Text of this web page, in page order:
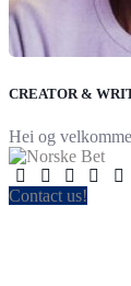
CREATOR &
Hei og
Contact us!